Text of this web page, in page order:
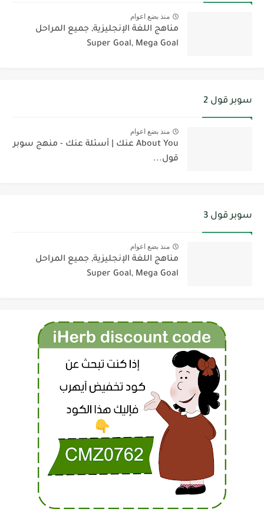
منذ بضع اعوام
مناهج اللغة الإنجليزية, جميع المراحل
Super Goal, Mega Goal
سوبر قول 2
منذ بضع اعوام
About You عنك | أسئلة عنك - منهج سوبر
قول...
سوبر قول 3
منذ بضع اعوام
مناهج اللغة الإنجليزية, جميع المراحل
Super Goal, Mega Goal